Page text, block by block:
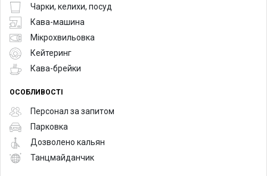
Чарки, келихи, посуд
Кава-машина
Мікрохвильовка
Кейтеринг
Кава-брейки
ОСОБЛИВОСТІ
Персонал за запитом
Парковка
Дозволено кальян
Танцмайданчик